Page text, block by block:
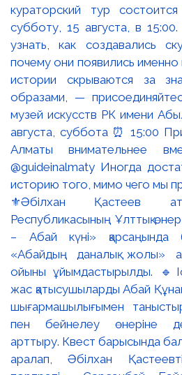
⚜️Әбілхан Қастеев
Республикасының Ұлттық
– Абай күні» қарсаңында
«Абайдың даналық жолы»
ойыны ұйымдастырылды.
жас қатысушыларды Абай
шығармашылығымен
пен бейнелеу өнеріне
арттыру. Квест барысында
аралап, Әбілхан